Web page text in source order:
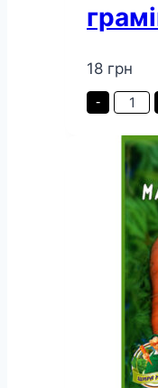
18 грн
-
пакет
20